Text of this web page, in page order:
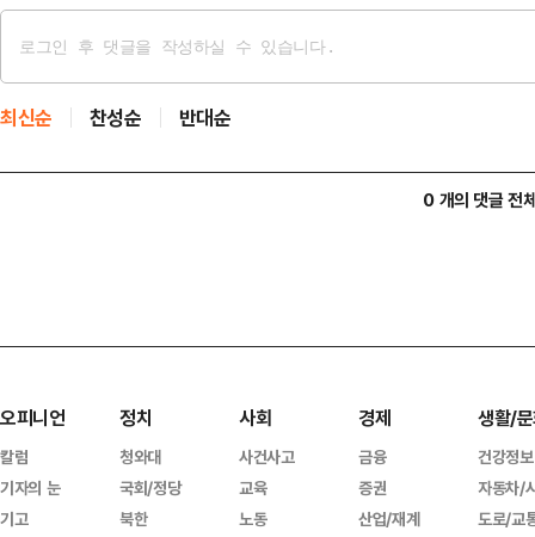
최신순 찬성순 반대순
0 개의 댓글 전
오피니언
칼럼
기자의 눈
기고
정치
청와대
국회/정당
북한
사회
사건사고
교육
노동
경제
금융
증권
산업/재계
생활/
건강정보
자동차/
도로/교